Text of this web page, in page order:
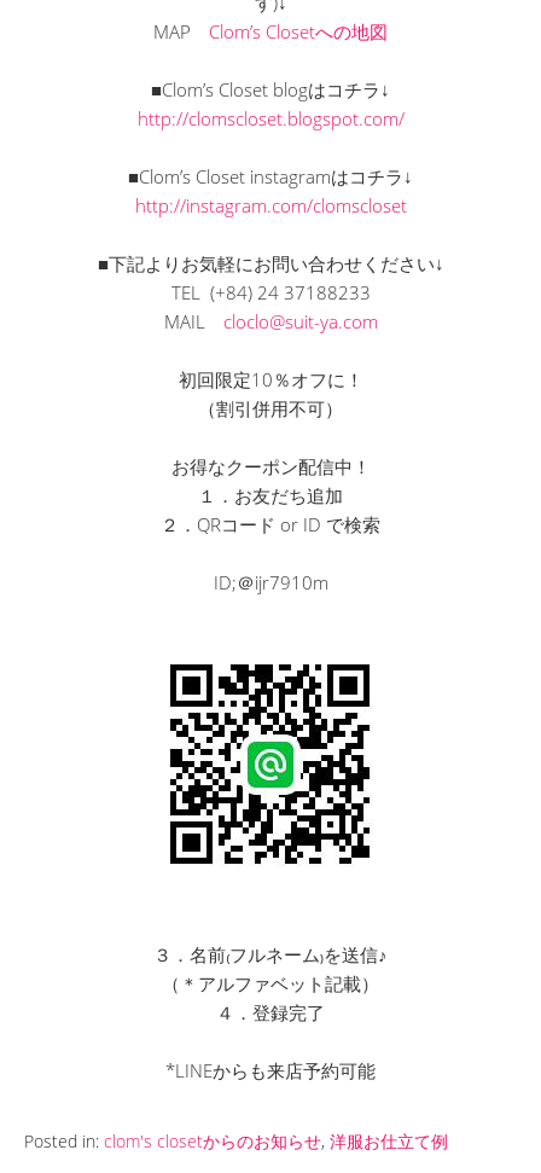
MAP Clom’s Closetへの地図
■Clom’s Closet blogはコチラ↓
http://clomscloset.blogspot.com/
■Clom’s Closet instagramはコチラ↓
http://instagram.com/clomscloset
■下記よりお気軽にお問い合わせください↓
TEL (+84) 24 37188233
MAIL cloclo@suit-ya.com
初回限定10％オフに！
（割引併用不可）
お得なクーポン配信中！
１．お友だち追加
２．QRコード or ID で検索
ID;＠ijr7910m
３．名前₍フルネーム₎を送信♪
（＊アルファベット記載）
４．登録完了
*LINEからも来店予約可能
Posted in: clom's closetからのお知らせ, 洋服お仕立て例